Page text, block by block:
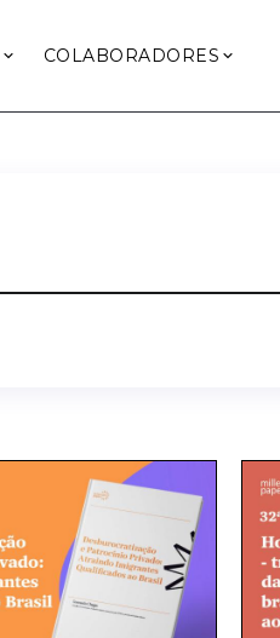
COLABORADORES